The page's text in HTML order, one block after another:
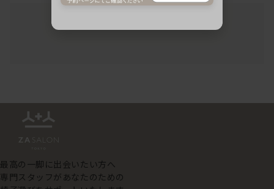
最高の一脚に出会いたい方へ
専門スタッフがあなたのための